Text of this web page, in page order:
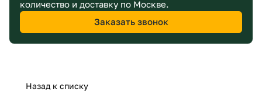
количество и доставку по Москве.
Заказать звонок
Назад к списку